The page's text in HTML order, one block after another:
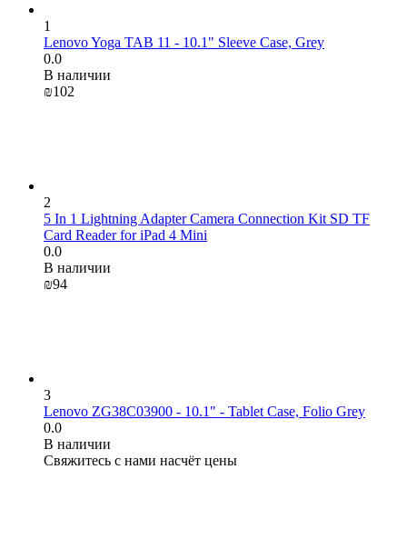
1
Lenovo Yoga TAB 11 - 10.1" Sleeve Case, Grey
0.0
В наличии
₪‍102‍
2
5 In 1 Lightning Adapter Camera Connection Kit SD TF
Card Reader for iPad 4 Mini
0.0
В наличии
₪‍94‍
3
Lenovo ZG38C03900 - 10.1" - Tablet Case, Folio Grey
0.0
В наличии
Свяжитесь с нами насчёт цены